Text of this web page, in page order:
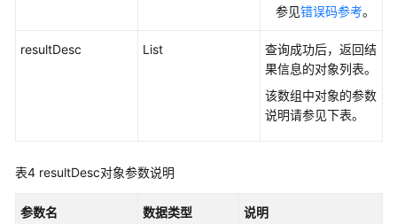
类
参见错误码参考。
resultDesc List
查询成功后，返回结
果信息的对象列表。
该数组中对象的参数
说明请参见下表。
表4 resultDesc对象参数说明
参数名 数据类型 说明